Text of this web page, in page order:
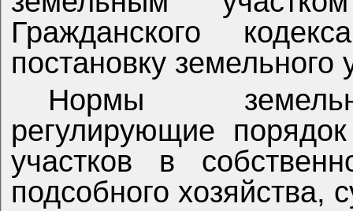
Гражданского
постановку земельного
Нормы
регулирующие
участков в
подсобного